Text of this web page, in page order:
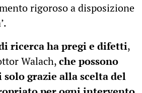
rigoroso a disposizione
ricerca ha pregi e difetti,
Walach,che possono
grazie alla scelta del